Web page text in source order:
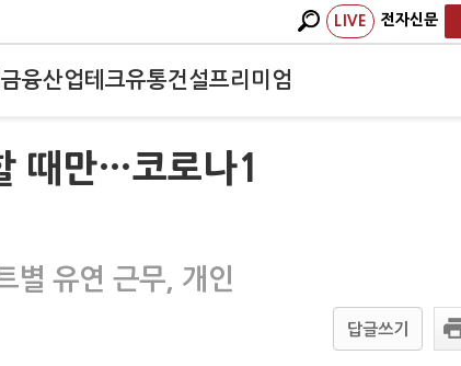
LIVE 전자신문
금융산업테크유통건설프리미엄
때만…코로나1
별 유연 근무, 개인
답글쓰기